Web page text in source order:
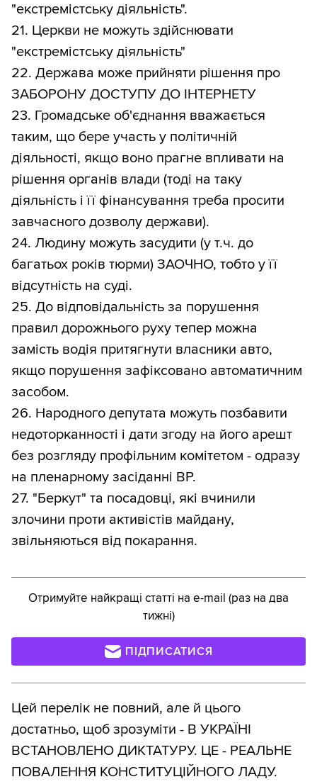
"екстремістську діяльність".
21. Церкви не можуть здійснювати
"екстремістську діяльність"
22. Держава може прийняти рішення про
ЗАБОРОНУ ДОСТУПУ ДО ІНТЕРНЕТУ
23. Громадське об'єднання вважається
таким, що бере участь у політичній
діяльності, якщо воно прагне впливати на
рішення органів влади (тоді на таку
діяльність і її фінансування треба просити
завчасного дозволу держави).
24. Людину можуть засудити (у т.ч. до
багатьох років тюрми) ЗАОЧНО, тобто у її
відсутність на суді.
25. До відповідальність за порушення
правил дорожнього руху тепер можна
замість водія притягнути власники авто,
якщо порушення зафіксовано автоматичним
засобом.
26. Народного депутата можуть позбавити
недоторканності і дати згоду на його арешт
без розгляду профільним комітетом - одразу
на пленарному засіданні ВР.
27. "Беркут" та посадовці, які вчинили
злочини проти активістів майдану,
звільняються від покарання.
Отримуйте найкращі статті на e-mail (раз на два
тижні)
ПІДПИСАТИСЯ
Цей перелік не повний, але й цього
достатньо, щоб зрозуміти - В УКРАЇНІ
ВСТАНОВЛЕНО ДИКТАТУРУ. ЦЕ - РЕАЛЬНЕ
ПОВАЛЕННЯ КОНСТИТУЦІЙНОГО ЛАДУ.